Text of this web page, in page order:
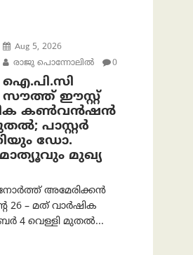
Aug 5, 2026
രാജു പൊന്നോലിൽ
0
ഐ.പി.സി
സൗത്ത് ഈസ്റ്റ്
കൺവൻഷൻ
പാസ്റ്റർ
ഡോ.
മുഖ്യ
അമേരിക്കൻ
26 – മത് വാർഷിക
4 വെള്ളി മുതൽ...